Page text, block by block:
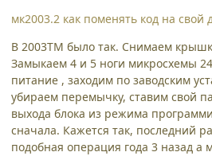
мк2003.2 как поменять код на свой
В 2003ТМ было так. Снимаем
Замыкаем 4 и 5 ноги микросхемы
питание , заходим по заводским
убираем перемычку, ставим свой
выхода блока из режима
сначала. Кажется так, последний
подобная операция года 3 назад а